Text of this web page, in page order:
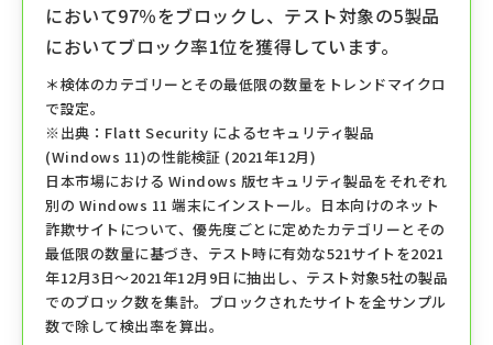
において97％をブロックし、テスト対象の5製品
においてブロック率1位を獲得しています。
＊検体のカテゴリーとその最低限の数量をトレンドマイクロ
で設定。
※出典：Flatt Security によるセキュリティ製品
(Windows 11)の性能検証 (2021年12⽉)
⽇本市場における Windows 版セキュリティ製品をそれぞれ
別の Windows 11 端末にインストール。⽇本向けのネット
詐欺サイトについて、優先度ごとに定めたカテゴリーとその
最低限の数量に基づき、テスト時に有効な521サイトを2021
年12⽉3⽇〜2021年12⽉9⽇に抽出し、テスト対象5社の製品
でのブロック数を集計。ブロックされたサイトを全サンプル
数で除して検出率を算出。